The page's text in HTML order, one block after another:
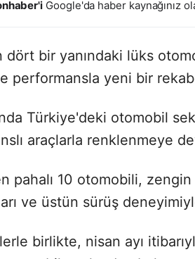
Google'da haber kaynağınız
dört bir yanındaki lüks
performansla yeni bir
Türkiye'deki otomobil
araçlarla renklenmeye
pahalı 10 otomobili,
ve üstün sürüş
birlikte, nisan ayı